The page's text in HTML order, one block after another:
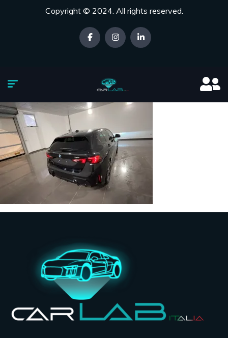
Copyright © 2024. All rights reserved.